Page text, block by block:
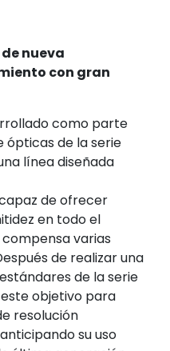
nueva
con gran
como parte
ópticas de la serie
línea diseñada
de ofrecer
en todo el
varias
de realizar una
de la serie
este objetivo para
resolución
su uso